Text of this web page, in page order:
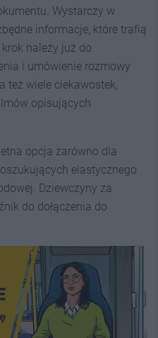
Wystarczy w
informacje, które trafią
należy już do
i umówienie rozmowy
też wiele ciekawostek,
opisujących
opcja zarówno dla
elastycznego
Dziewczyny za
do dołączenia do